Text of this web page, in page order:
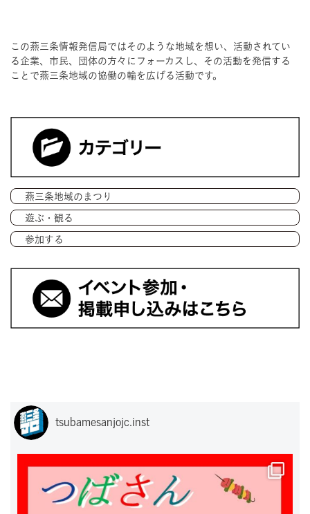
この燕三条情報発信局ではそのような地域を想い、活動されてい
る企業、市民、団体の方々にフォーカスし、その活動を発信する
ことで燕三条地域の協働の輪を広げる活動です。
燕三条地域のまつり
遊ぶ・観る
参加する
tsubamesanjojc.inst